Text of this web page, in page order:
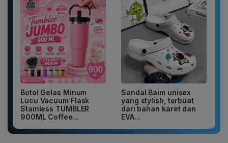
Botol Gelas Minum
Lucu Vacuum Flask
Stainless TUMBLER
900ML Coffee...
Sandal Baim unisex
yang stylish, terbuat
dari bahan karet dan
EVA...